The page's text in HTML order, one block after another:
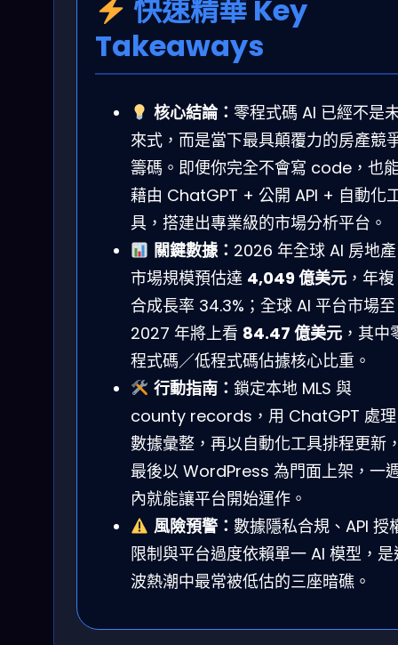
快速精華 Key
Takeaways
核心結論： 零程式碼 AI 已經不是
來式，而是當下最具顛覆力的房產競
籌碼。即便你完全不會寫 code，也
藉由 ChatGPT + 公開 API + 自動化
具，搭建出專業級的市場分析平台。
關鍵數據： 2026 年全球 AI 房地產
市場規模預估達 4,049 億美元 ，年複
合成長率 34.3%；全球 AI 平台市場至
2027 年將上看 84.47 億美元 ，其中
程式碼／低程式碼佔據核心比重。
行動指南： 鎖定本地 MLS 與
county records，用 ChatGPT 處理
數據彙整，再以自動化工具排程更新
最後以 WordPress 為門面上架，一
內就能讓平台開始運作。
風險預警： 數據隱私合規、API 授
限制與平台過度依賴單一 AI 模型，是
波熱潮中最常被低估的三座暗礁。